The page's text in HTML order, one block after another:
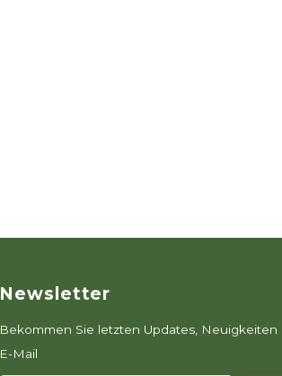
Newsletter
Bekommen Sie letzten Updates,
E-Mail